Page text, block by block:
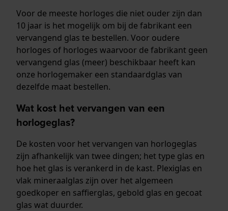
Voor de meeste horloges die niet ouder zijn dan
10 jaar is het mogelijk om bij de fabrikant een
vervangend glas te bestellen. Voor oudere
horloges of horloges waarvoor de fabrikant geen
vervangend glas (meer) beschikbaar heeft kan
onze horlogemaker een standaardglas van
dezelfde maat bestellen.
Wat kost het vervangen van een
horlogeglas?
De kosten voor het vervangen van horlogeglas
zijn afhankelijk van twee dingen; het type glas en
hoe het glas is verankerd in de kast. Plexiglas en
vlak mineraalglas zijn over het algemeen
goedkoper en saffierglas, gebold glas en gecoat
glas wat duurder.